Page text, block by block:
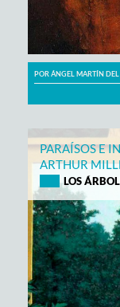
PORÁNGEL MARTÍN
PARAÍSOS E
ARTHUR
LOS